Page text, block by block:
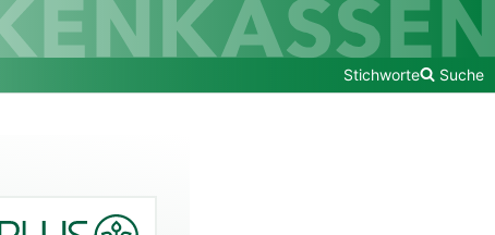
Stichworte Suche